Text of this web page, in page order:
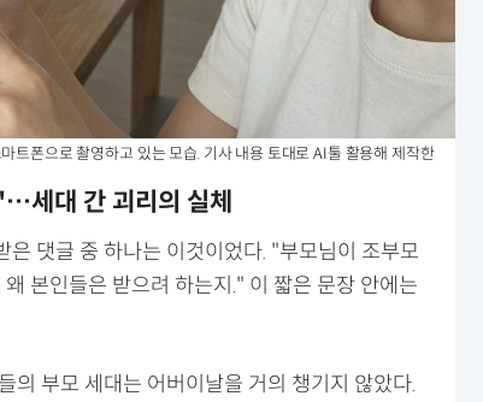
트폰으로 촬영하고 있는 모습. 기사 내용 토대로 AI툴 활용해 제작한
세대 간 괴리의 실체
댓글 중 하나는 이것이었다. "부모님이 조부모
본인들은 받으려 하는지." 이 짧은 문장 안에는
의 부모 세대는 어버이날을 거의 챙기지 않았다.